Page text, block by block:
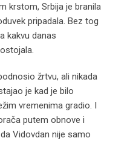
krstom, Srbija je branila
pripadala. Bez tog
kakvu danas
žrtvu, ali nikada
je kad je bilo
vremenima gradio. I
putem obnove i
Vidovdan nije samo